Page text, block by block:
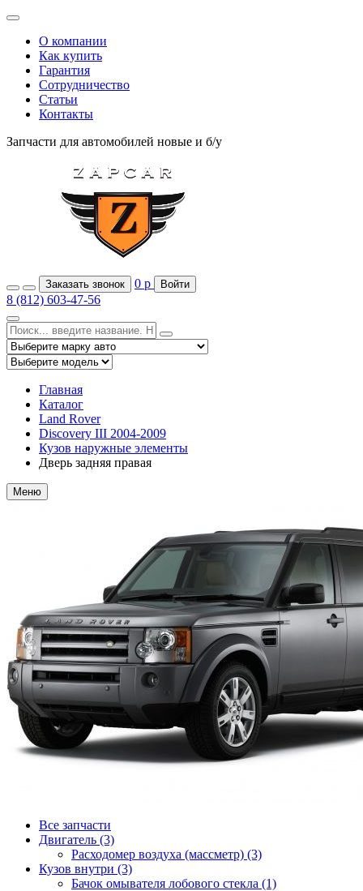
О компании
Как купить
Гарантия
Сотрудничество
Статьи
Контакты
Запчасти для автомобилей новые и б/у
Заказать звонок 0 р Войти
8 (812) 603-47-56
Главная
Каталог
Land Rover
Discovery III 2004-2009
Кузов наружные элементы
Дверь задняя правая
Меню
Все запчасти
Двигатель (3)
Расходомер воздуха (массметр) (3)
Кузов внутри (3)
Бачок омывателя лобового стекла (1)